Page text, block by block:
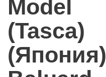
Model
(Tasca)
(Япония)